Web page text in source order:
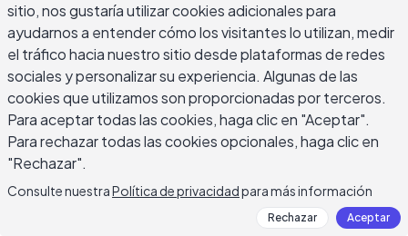
médica. A diferencia de las empresas en otras
industrias, las prácticas médicas operan bajo
HIPAA, que restringe lo que puede reconocer
públicamente sobre la atención, identidad o visita
de un paciente. Una respuesta imprudente
puede exponer información de salud protegida y
crear responsabilidad de cumplimiento, incluso
versión de los hechos. Esta guía cubre marcos de
respuesta seguros para HIPAA, plantillas listas
sitio, nos gustaría utilizar cookies adicionales para
ayudarnos a entender cómo los visitantes lo utilizan, medir
el tráfico hacia nuestro sitio desde plataformas de redes
sociales y personalizar su experiencia. Algunas de las
cookies que utilizamos son proporcionadas por terceros.
Para aceptar todas las cookies, haga clic en "Aceptar".
Para rechazar todas las cookies opcionales, haga clic en
"Rechazar".
Consulte nuestraPolítica de privacidadpara más información
Rechazar Aceptar